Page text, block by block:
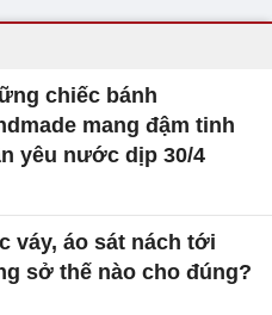
chiếc bánh
mang đậm tinh
yêu nước dịp 30/4
váy, áo sát nách tới
sở thế nào cho đúng?